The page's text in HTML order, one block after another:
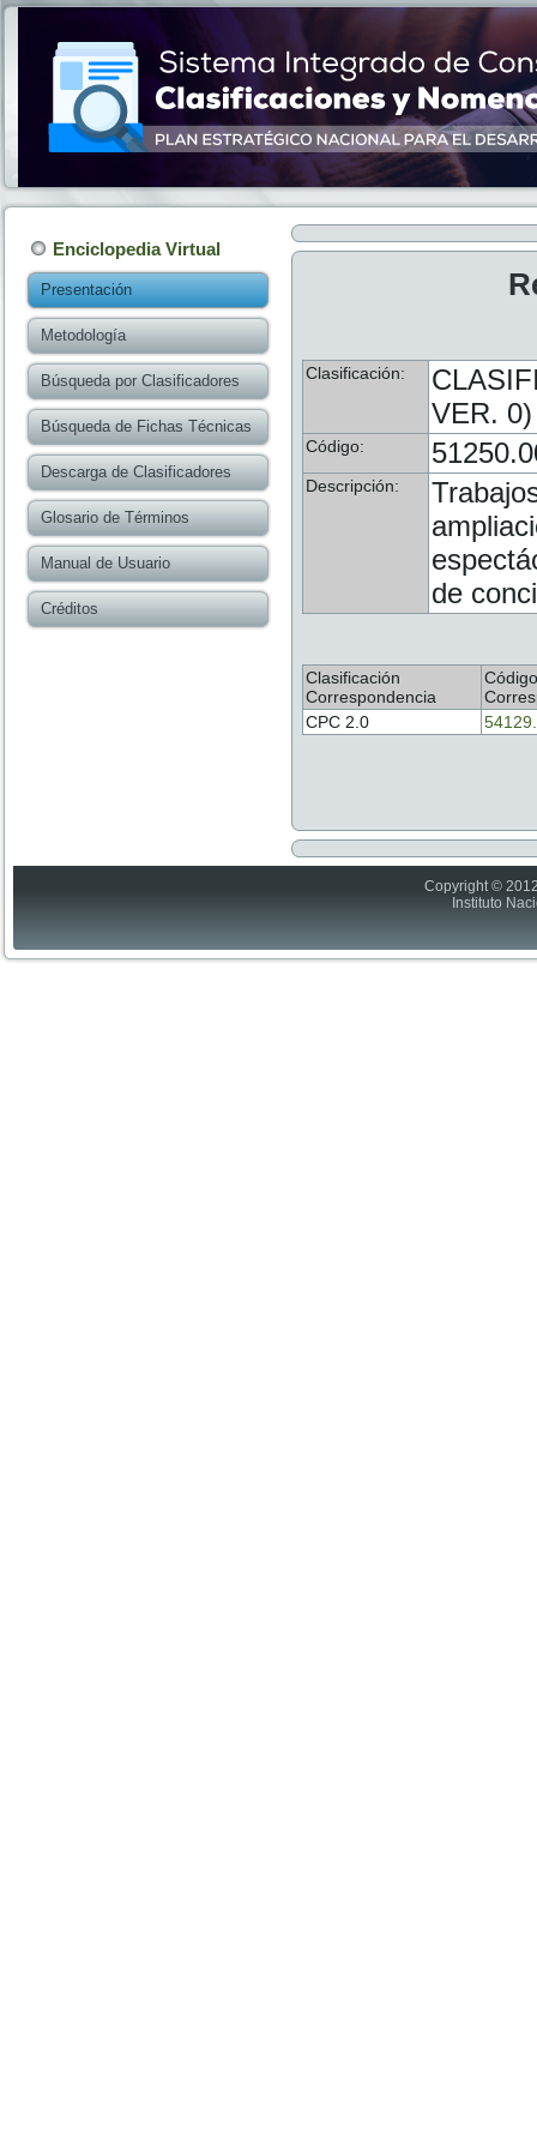
Enciclopedia Virtual
Presentación
Metodología
Búsqueda por Clasificadores
Búsqueda de Fichas Técnicas
Descarga de Clasificadores
Glosario de Términos
Manual de Usuario
Créditos
Clasificación:
VER. 0)
Código:
Descripción:
de
Clasificación
Correspondencia
Código
CPC 2.0
Copyright ©
Instituto